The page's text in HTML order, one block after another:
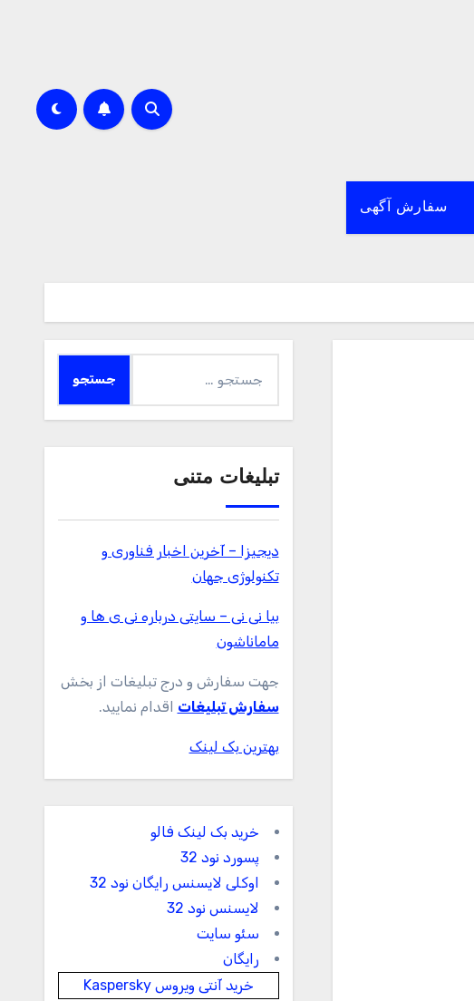
سفارش آگهی
برای:
تبلیغات متنی
دیجیزا – آخرین اخبار فناوری و
تکنولوژی جهان
بیا نی نی – سایتی درباره نی ی ها و
ماماناشون
جهت سفارش و درج تبلیغات از بخش
سفارش تبلیغات اقدام نمایید.
بهترین بک لینک
خرید بک لینک فالو
پسورد نود 32
اوکلی لایسنس رایگان نود 32
لایسنس نود 32
سئو سایت
رایگان
خرید آنتی ویروس Kaspersky